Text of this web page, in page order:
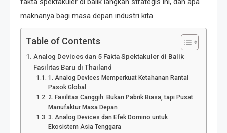
maknanya bagi masa depan industri kita.
Table of Contents
Analog Devices dan 5 Fakta Spektakuler di Balik
Fasilitas Baru di Thailand
1. Analog Devices Memperkuat Ketahanan Rantai
Pasok Global
2. Fasilitas Canggih: Bukan Pabrik Biasa, tapi Pusat
Manufaktur Masa Depan
3. Analog Devices dan Efek Domino untuk
Ekosistem Asia Tenggara